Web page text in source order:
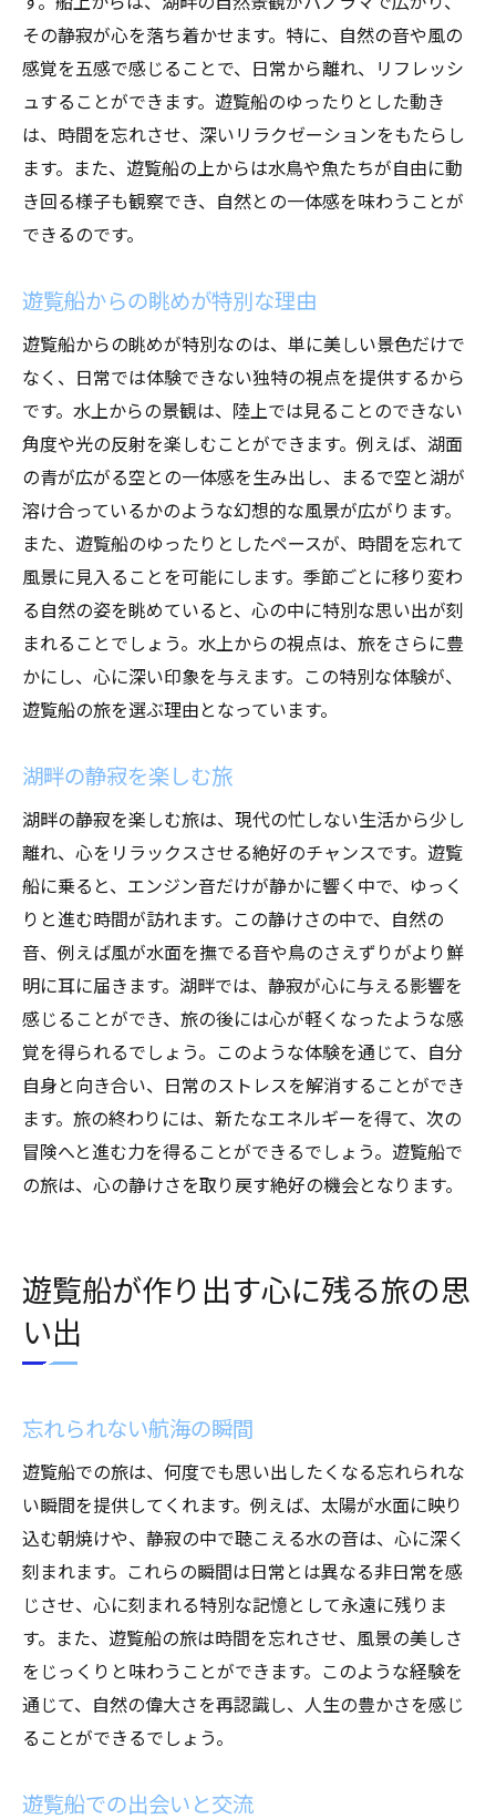
その静寂が心を落ち着かせます。特に、自然の音や風の
感覚を五感で感じることで、日常から離れ、リフレッシ
ュすることができます。遊覧船のゆったりとした動き
は、時間を忘れさせ、深いリラクゼーションをもたらし
ます。また、遊覧船の上からは水鳥や魚たちが自由に動
き回る様子も観察でき、自然との一体感を味わうことが
できるのです。
遊覧船からの眺めが特別な理由
遊覧船からの眺めが特別なのは、単に美しい景色だけで
なく、日常では体験できない独特の視点を提供するから
です。水上からの景観は、陸上では見ることのできない
角度や光の反射を楽しむことができます。例えば、湖面
の青が広がる空との一体感を生み出し、まるで空と湖が
溶け合っているかのような幻想的な風景が広がります。
また、遊覧船のゆったりとしたペースが、時間を忘れて
風景に見入ることを可能にします。季節ごとに移り変わ
る自然の姿を眺めていると、心の中に特別な思い出が刻
まれることでしょう。水上からの視点は、旅をさらに豊
かにし、心に深い印象を与えます。この特別な体験が、
遊覧船の旅を選ぶ理由となっています。
湖畔の静寂を楽しむ旅
湖畔の静寂を楽しむ旅は、現代の忙しない生活から少し
離れ、心をリラックスさせる絶好のチャンスです。遊覧
船に乗ると、エンジン音だけが静かに響く中で、ゆっく
りと進む時間が訪れます。この静けさの中で、自然の
音、例えば風が水面を撫でる音や鳥のさえずりがより鮮
明に耳に届きます。湖畔では、静寂が心に与える影響を
感じることができ、旅の後には心が軽くなったような感
覚を得られるでしょう。このような体験を通じて、自分
自身と向き合い、日常のストレスを解消することができ
ます。旅の終わりには、新たなエネルギーを得て、次の
冒険へと進む力を得ることができるでしょう。遊覧船で
の旅は、心の静けさを取り戻す絶好の機会となります。
遊覧船が作り出す心に残る旅の思
い出
忘れられない航海の瞬間
遊覧船での旅は、何度でも思い出したくなる忘れられな
い瞬間を提供してくれます。例えば、太陽が水面に映り
込む朝焼けや、静寂の中で聴こえる水の音は、心に深く
刻まれます。これらの瞬間は日常とは異なる非日常を感
じさせ、心に刻まれる特別な記憶として永遠に残りま
す。また、遊覧船の旅は時間を忘れさせ、風景の美しさ
をじっくりと味わうことができます。このような経験を
通じて、自然の偉大さを再認識し、人生の豊かさを感じ
ることができるでしょう。
遊覧船での出会いと交流